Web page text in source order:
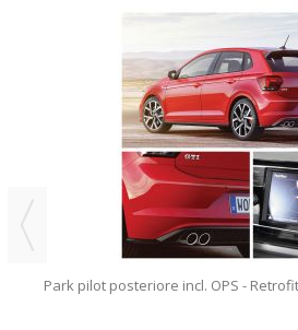
Park pilot posteriore incl. OPS - Retrofit